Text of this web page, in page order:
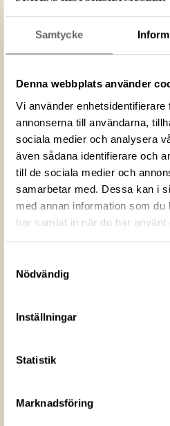
Samtycke
Denna webbplats använder
Vi använder
annonserna till användarna,
sociala medier och analysera
även sådana identifierare och
till de sociala medier och
samarbetar med. Dessa kan i
med annan information som
har samlat in när du har använt
Nödvändig
Inställningar
Statistik
Marknadsföring
Förmålsbenämning Rökelsekar
Föremålsnummer
ID‑nummer
Alternativt ID
DIG 90022
Fotograf
Myrin, Ola
Fotodatum 2022
Museum
URI
All textinformation (metadata)
Mer information om licenser
LADDA NER